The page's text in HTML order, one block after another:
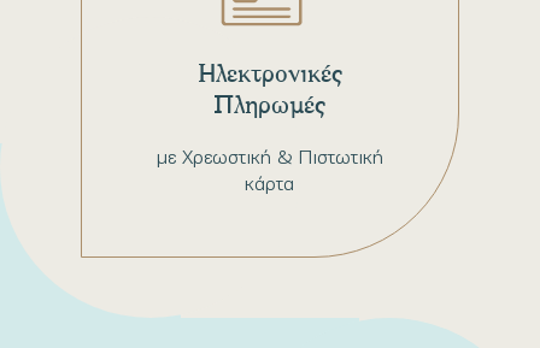
με Χρεωστική & Πιστωτική
κάρτα
Ηλεκτρονικές
Πληρωμές